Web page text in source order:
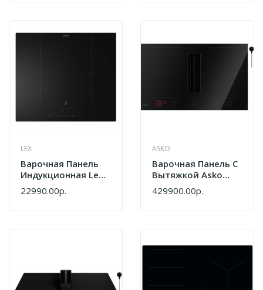
LEX
Варочная Панель
Индукционная Lex
EVI 641B I BL
22990.00р.
ASKO
Варочная Панель С
Вытяжкой Asko
HIHD854GF
429900.00р.